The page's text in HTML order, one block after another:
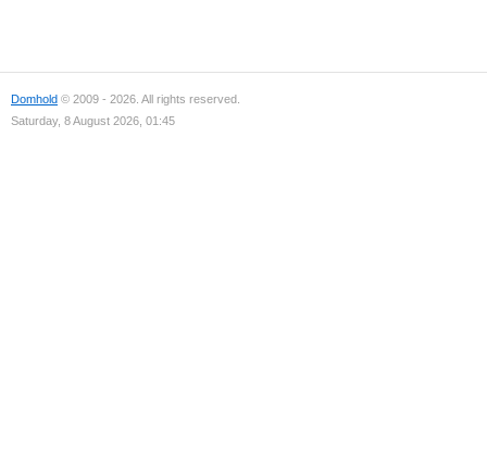
Domhold © 2009 - 2026. All rights reserved.
Saturday, 8 August 2026, 01:45